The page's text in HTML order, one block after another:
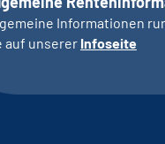
Informationen
auf unserer Infoseite